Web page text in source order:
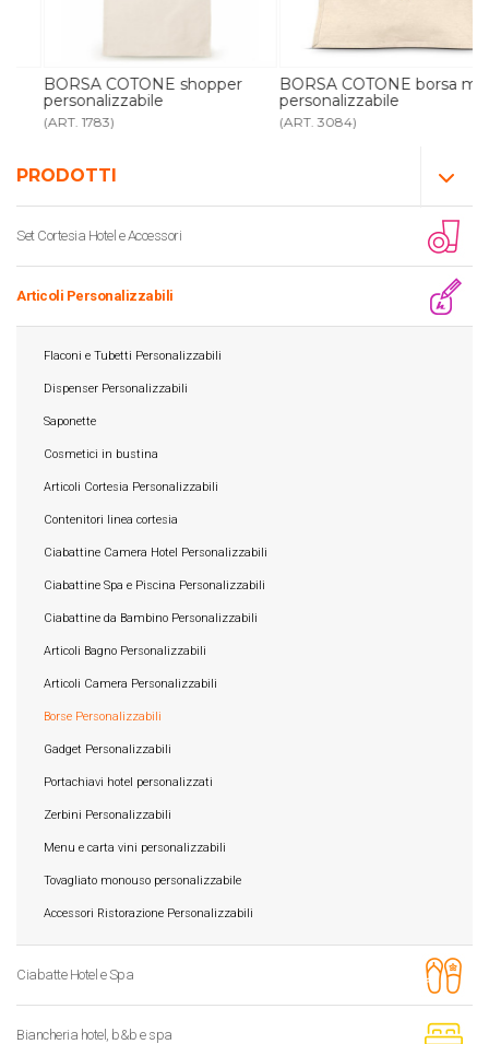
PRODOTTI
Set Cortesia Hotel e Accessori
Articoli Personalizzabili
Flaconi e Tubetti Personalizzabili
Dispenser Personalizzabili
Saponette
Cosmetici in bustina
Articoli Cortesia Personalizzabili
Contenitori linea cortesia
Ciabattine Camera Hotel Personalizzabili
Ciabattine Spa e Piscina Personalizzabili
Ciabattine da Bambino Personalizzabili
Articoli Bagno Personalizzabili
Articoli Camera Personalizzabili
Borse Personalizzabili
Gadget Personalizzabili
Portachiavi hotel personalizzati
Zerbini Personalizzabili
Menu e carta vini personalizzabili
Tovagliato monouso personalizzabile
Accessori Ristorazione Personalizzabili
Ciabatte Hotel e Spa
Biancheria hotel, b&b e spa
BORSA COTONE shopper
personalizzabile
(ART. 1783)
BORSA COTONE borsa mare
personalizzabile
(ART. 3084)